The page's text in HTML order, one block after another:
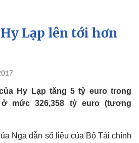
Xã hội
Việc làm
Biển đảo
Lạp lên tới hơn
Hy Lạp tăng 5 tỷ euro trong
mức 326,358 tỷ euro (tương
Nga dẫn số liệu của Bộ Tài chính